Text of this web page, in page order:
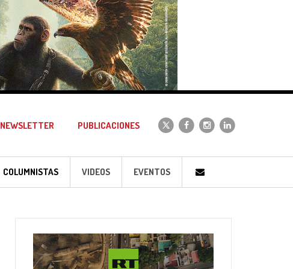
NEWSLETTER PUBLICACIONES
COLUMNISTAS VIDEOS EVENTOS